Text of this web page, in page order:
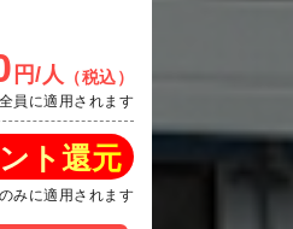
円/人 （税込）
員に適用されます
ト還元
みに適用されます